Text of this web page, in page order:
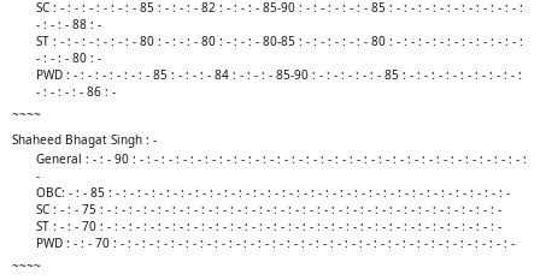
SC : - : - : - : - : - : - 85 : - : - : - 82 : - : - : - 85-90 : - : - : - : - : - 85 : - : - : - : - : - : - : - : - : - :
- : - : - 88 : -
ST : - : - : - : - : - : - 80 : - : - : - 80 : - : - : - 80-85 : - : - : - : - : - 80 : - : - : - : - : - : - : - : - : - :
- : - : - 80 : -
PWD : - : - : - : - : - : - 85 : - : - : - 84 : - : - : - 85-90 : - : - : - : - : - 85 : - : - : - : - : - : - : - : - :
- : - : - : - 86 : -​
~~~~
Shaheed Bhagat Singh : -
General : - : - 90 : - : - : - : - : - : - : - : - : - : - : - : - : - : - : - : - : - : - : - : - : - : - : - : - : - : - : - :
-
OBC: - : - 85 : - : - : - : - : - : - : - : - : - : - : - : - : - : - : - : - : - : - : - : - : - : - : - : - : - : - : - : -
SC : - : - 75 : - : - : - : - : - : - : - : - : - : - : - : - : - : - : - : - : - : - : - : - : - : - : - : - : - : - : - : -
ST : - : - 70 : - : - : - : - : - : - : - : - : - : - : - : - : - : - : - : - : - : - : - : - : - : - : - : - : - : - : - : -
PWD : - : - 70 : - : - : - : - : - : - : - : - : - : - : - : - : - : - : - : - : - : - : - : - : - : - : - : - : - : - : - : -​
~~~~